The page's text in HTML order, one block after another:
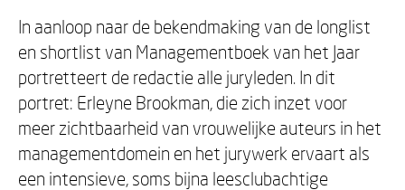
In aanloop naar de bekendmaking van de longlist
en shortlist van Managementboek van het Jaar
portretteert de redactie alle juryleden. In dit
portret: Erleyne Brookman, die zich inzet voor
meer zichtbaarheid van vrouwelijke auteurs in het
managementdomein en het jurywerk ervaart als
een intensieve, soms bijna leesclubachtige